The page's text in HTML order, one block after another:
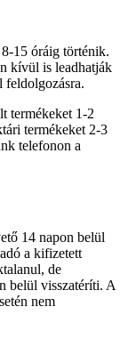
15 óráig történik.
kívül is leadhatják
feldolgozásra.
termékeket 1-2
termékeket 2-3
telefonon a
14 napon belül
a kifizetett
de
belül visszatéríti. A
nem